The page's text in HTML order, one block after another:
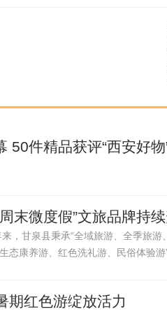
50件精品获评“西安好物
末微度假”文旅品牌持
，甘泉县秉承“全域旅游、全季旅游
态康养游、红色洗礼游、民俗体验
期红色游绽放活力